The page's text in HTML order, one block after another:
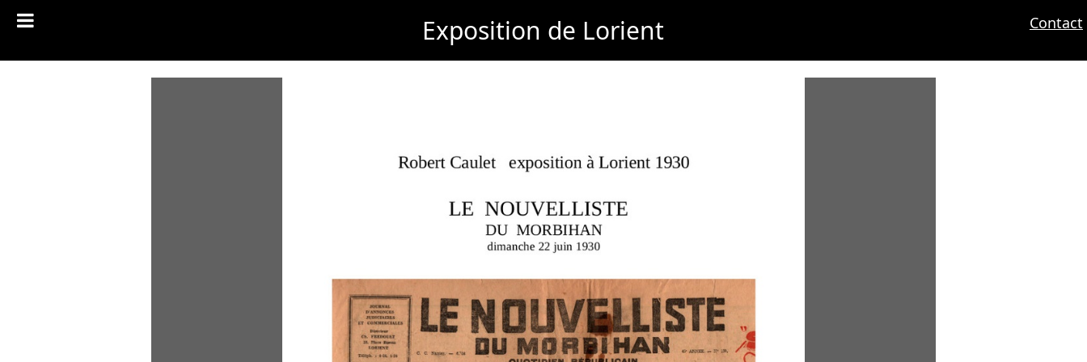
Exposition de Lorient Contact